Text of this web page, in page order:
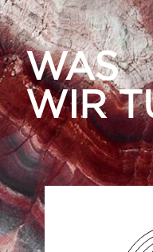
WAS
WIR